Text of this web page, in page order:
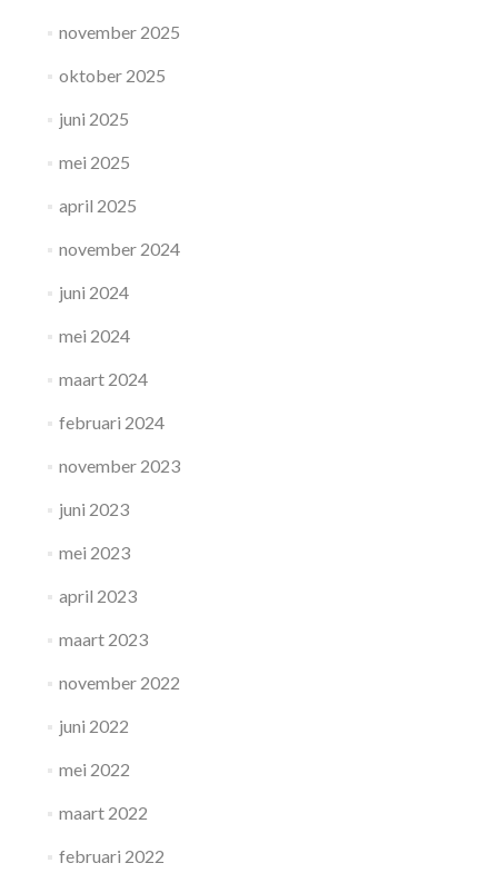
november 2025
oktober 2025
juni 2025
mei 2025
april 2025
november 2024
juni 2024
mei 2024
maart 2024
februari 2024
november 2023
juni 2023
mei 2023
april 2023
maart 2023
november 2022
juni 2022
mei 2022
maart 2022
februari 2022